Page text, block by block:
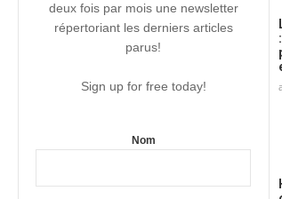
deux fois par mois une newsletter
répertoriant les derniers articles
parus!
Sign up for free today!
Nom